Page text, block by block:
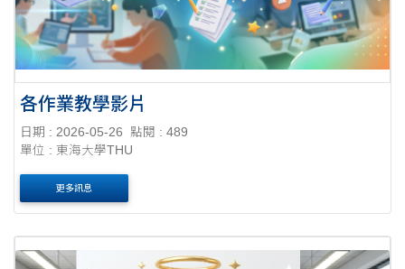
各作業教學影片
日期 : 2026-05-26
點閱 : 489
單位 : 東海大學THU
更多訊息